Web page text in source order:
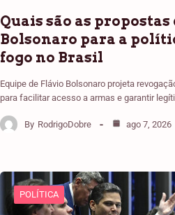
Quais são as propostas
Bolsonaro para a
fogo no Brasil
Equipe de Flávio Bolsonaro projeta
para facilitar acesso a armas e garantir
By RodrigoDobre ago 7, 2026
POLÍTICA